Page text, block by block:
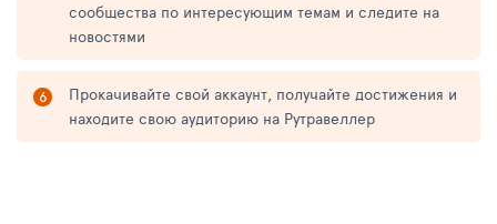
сообщества по интересующим темам и следите на
новостями
Прокачивайте свой аккаунт, получайте достижения и
находите свою аудиторию на Рутравеллер